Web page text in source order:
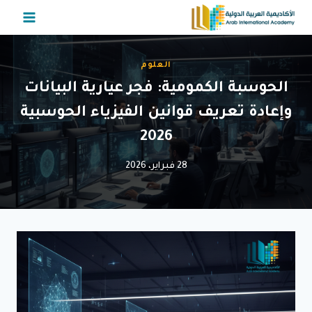
التجاوز
العلوم
الحوسبة الكمومية: فجر عيارية البيانات
وإعادة تعريف قوانين الفيزياء الحوسبية
2026
28 فبراير، 2026